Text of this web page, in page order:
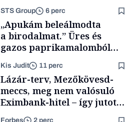
STS Group 6 perc
„Apukám beleálmodta
a birodalmat.” Üres és
gazos paprikamalomból
fűszersztori
Kis Judit 11 perc
Lázár-terv, Mezőkövesd-
meccs, meg nem valósuló
Eximbank-hitel – így jutott
Forbes 2 perc